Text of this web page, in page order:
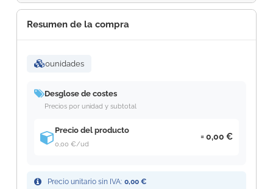
Resumen de la compra
0unidades
Desglose de costes
Precios por unidad y subtotal
Precio del producto
0,00 €/ud
0,00 €
Precio unitario sin IVA: 0,00 €